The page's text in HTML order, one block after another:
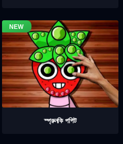
স্প্রুনকি পপিট